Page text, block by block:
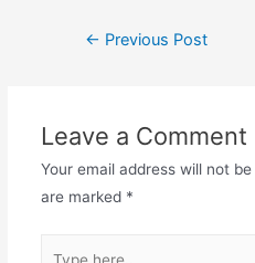
Post← Previous Post
Leave a Comment
Your email address will not
are marked *